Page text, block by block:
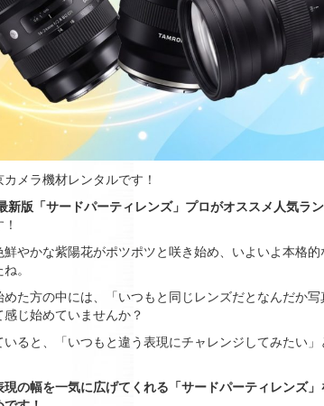
メラ機材レンタルです！
新版「サードパーティレンズ」プロがオススメ人気ラ
やかな紫陽花がポツポツと咲き始め、いよいよ本格
。
た方の中には、「いつもと同じレンズだとなんだか
じ始めていませんか？
ると、「いつもと違う表現にチャレンジしてみたい
現の幅を一気に広げてくれる「サードパーティレンズ